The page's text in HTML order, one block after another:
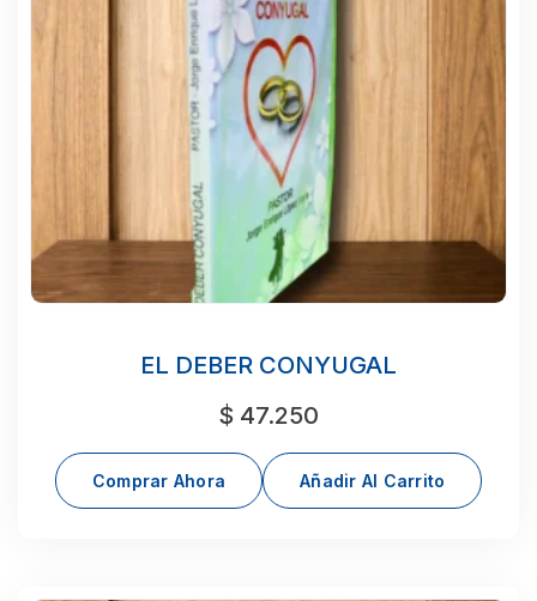
EL DEBER CONYUGAL
$ 47.250
Comprar Ahora Añadir Al Carrito